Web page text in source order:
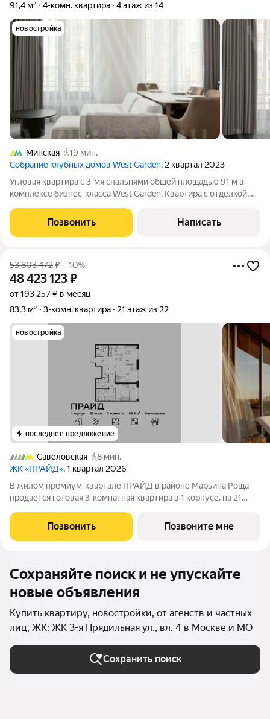
91,4 м² 4-комн. квартира 4 этаж из 14
новостройка
Минская
19 мин.
Cобрание клубных домов West Garden, 2 квартал 2023
Угловая квартира с 3-мя спальнями общей площадью 91 м в
комплексе бизнес-класса West Garden. Квартира с отделкой,
на 4-м этаже в корпусе 14. Благодаря большим окнам и
высоким потолкам
Позвонить Написать
53 803 472₽ –10%
48 423 123₽
от 193 257 ₽ в месяц
83,3 м²
3-комн. квартира 21 этаж из 22
новостройка
последнее предложение
Савёловская
8 мин.
ЖК «ПРАЙД», 1 квартал 2026
В жилом премиум-квартале ПРАЙД в районе Марьина Роща
продается готовая 3-комнатная квартира в 1 корпусе, на 21
PIONEER. Ключи в 2026 году. Площадь комнат: кухня-
Позвонить Позвоните мне
Сохраняйте поиск и не упускайте
новые объявления
Купить квартиру, новостройки, от агенств и частных
лиц, ЖК: ЖК 3-я Прядильная ул., вл. 4 в Москве и МО
Сохранить поиск